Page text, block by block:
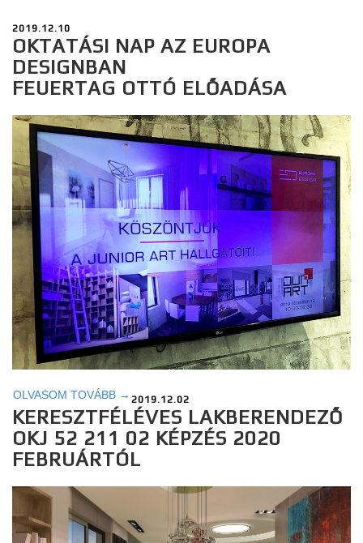
2019.12.10
OKTATÁSI NAP AZ EUROPA
DESIGNBAN
FEUERTAG OTTÓ ELŐADÁSA
OLVASOM TOVÁBB → 2019.12.02
KERESZTFÉLÉVES LAKBERENDEZŐ
OKJ 52 211 02 KÉPZÉS 2020
FEBRUÁRTÓL